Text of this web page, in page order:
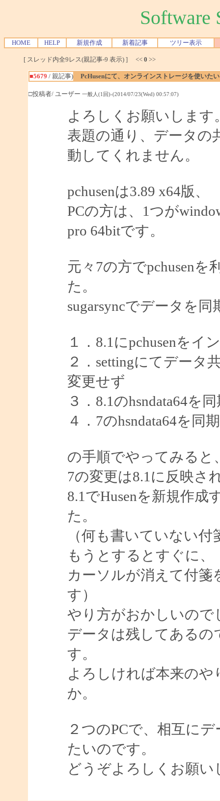
Software
HOME HELP 新規作成 新着記事 ツリー表示
[ スレッド内全9レス(親記事-9 表示) ] << 0 >>
■5679 / 親記事) PcHusenにて、オンラインストレージを使いたい
□投稿者/ ユーザー 一般人(1回)-(2014/07/23(Wed) 00:57:07)
よろしくお願いします
表題の通り、データの
動してくれません。
pchusenは3.89 x64版、
PCの方は、1つが
pro 64bitです。
元々7の方でpchusen
た。
sugarsyncでデータを
１．8.1にpchusenをイ
２．settingにてデータ
変更せず
３．8.1のhsndata64を
４．7のhsndata64を同
の手順でやってみると
7の変更は8.1に反映さ
8.1でHusenを新規作
た。
（何も書いていない
もうとするとすぐに、
カーソルが消えて付箋
す）
やり方がおかしいので
データは残してあるの
す。
よろしければ本来の
か。
２つのPCで、相互に
たいのです。
どうぞよろしくお願い